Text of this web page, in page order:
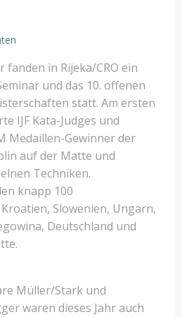
fanden in Rijeka/CRO ein
und das 10. offenen
statt. Am ersten
IJF Kata-Judges und
Medaillen-Gewinner der
auf der Matte und
Techniken.
knapp 100
Slowenien, Ungarn,
Deutschland und
Müller/Stark und
waren dieses Jahr auch